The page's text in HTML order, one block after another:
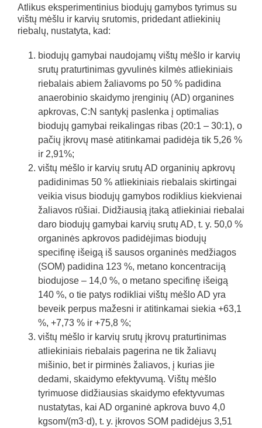
Atlikus eksperimentinius biodujų gamybos tyrimus su
vištų mėšlu ir karvių srutomis, pridedant atliekinių
riebalų, nustatyta, kad:
biodujų gamybai naudojamų vištų mėšlo ir karvių
srutų praturtinimas gyvulinės kilmės atliekiniais
riebalais abiem žaliavoms po 50 % padidina
anaerobinio skaidymo įrenginių (AD) organines
apkrovas, C:N santykį paslenka į optimalias
biodujų gamybai reikalingas ribas (20:1 – 30:1), o
pačių įkrovų masė atitinkamai padidėja tik 5,26 %
ir 2,91%;
vištų mėšlo ir karvių srutų AD organinių apkrovų
padidinimas 50 % atliekiniais riebalais skirtingai
veikia visus biodujų gamybos rodiklius kiekvienai
žaliavos rūšiai. Didžiausią įtaką atliekiniai riebalai
daro biodujų gamybai karvių srutų AD, t. y. 50,0 %
organinės apkrovos padidėjimas biodujų
specifinę išeigą iš sausos organinės medžiagos
(SOM) padidina 123 %, metano koncentraciją
biodujose – 14,0 %, o metano specifinę išeigą
140 %, o tie patys rodikliai vištų mėšlo AD yra
beveik perpus mažesni ir atitinkamai siekia +63,1
%, +7,73 % ir +75,8 %;
vištų mėšlo ir karvių srutų įkrovų praturtinimas
atliekiniais riebalais pagerina ne tik žaliavų
mišinio, bet ir pirminės žaliavos, į kurias jie
dedami, skaidymo efektyvumą. Vištų mėšlo
tyrimuose didžiausias skaidymo efektyvumas
nustatytas, kai AD organinė apkrova buvo 4,0
kgsom/(m3·d), t. y. įkrovos SOM padidėjus 3,51